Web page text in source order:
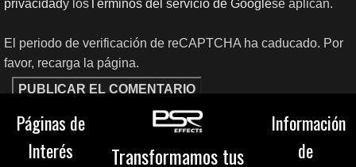
privacidady losTérminos del servicio de Googlese aplican.
El periodo de verificación de reCAPTCHA ha caducado. Por
favor, recarga la página.
Páginas de
Interés
Transformamos tus
Información
de